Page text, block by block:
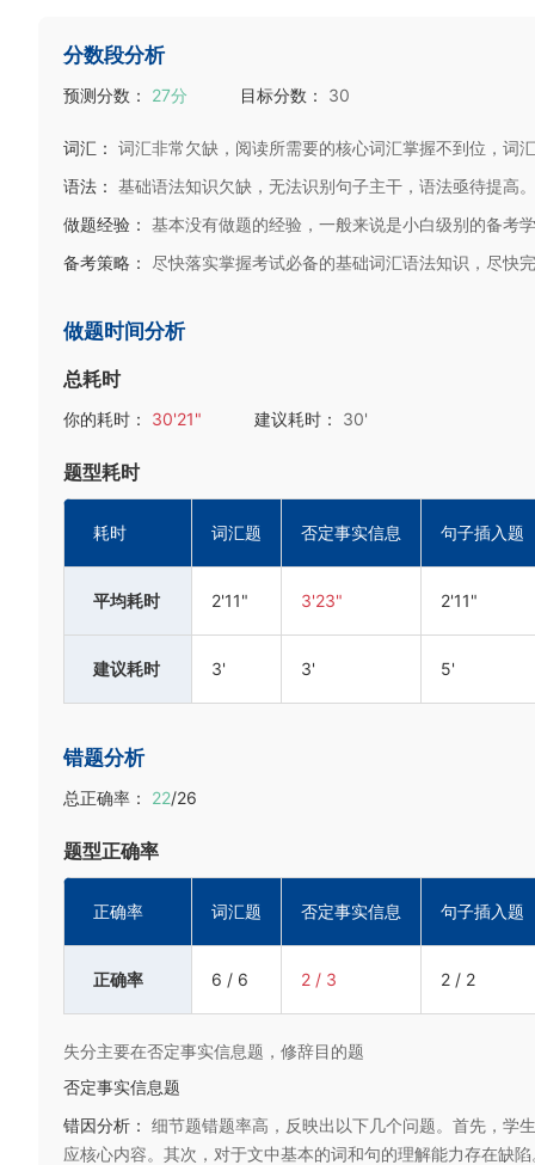
分数段分析
预测分数： 27分 目标分数： 30
词汇： 词汇非常欠缺，阅读所需要的核心词汇掌握不到位，词
语法： 基础语法知识欠缺，无法识别句子主干，语法亟待提高。
做题经验： 基本没有做题的经验，一般来说是小白级别的备考
备考策略： 尽快落实掌握考试必备的基础词汇语法知识，尽快
做题时间分析
总耗时
你的耗时： 30'21" 建议耗时： 30'
题型耗时
耗时 词汇题 否定事实信息 句子插入题
平均耗时 2'11" 3'23" 2'11"
建议耗时 3' 3' 5'
错题分析
总正确率： 22/26
题型正确率
正确率 词汇题 否定事实信息 句子插入题
正确率 6 / 6 2 / 3 2 / 2
失分主要在否定事实信息题，修辞目的题
否定事实信息题
错因分析： 细节题错题率高，反映出以下几个问题。首先，学
应核心内容。其次，对于文中基本的词和句的理解能力存在缺